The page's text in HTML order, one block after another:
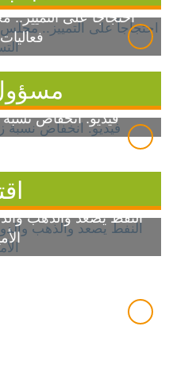
احتجاجاً على
فيديو: انخفاض نسبة
النفط يصعد والذهب